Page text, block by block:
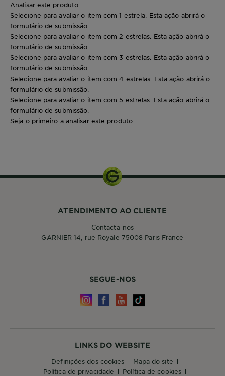
Analisar este produto
Selecione para avaliar o item com 1 estrela. Esta ação abrirá o
formulário de submissão.
Selecione para avaliar o item com 2 estrelas. Esta ação abrirá o
formulário de submissão.
Selecione para avaliar o item com 3 estrelas. Esta ação abrirá o
formulário de submissão.
Selecione para avaliar o item com 4 estrelas. Esta ação abrirá o
formulário de submissão.
Selecione para avaliar o item com 5 estrelas. Esta ação abrirá o
formulário de submissão.
Seja o primeiro a analisar este produto
LINKS DO WEBSITE
definições dos cookies
mapa do site
política de privacidade
política de cookies
SEGUE-NOS
ATENDIMENTO AO CLIENTE
Contacta-nos
GARNIER 14, rue Royale 75008 Paris France